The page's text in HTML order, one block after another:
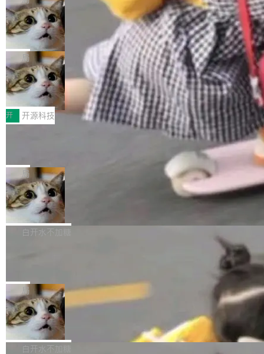
现实 过去两年，CIO们的焦虑清单上多了两项：
一是如何让大模型和智能体应用安全地从PoC走
向生产，二是如何让测试团队跟得上AI应用...
设置，如果用布尔值 + 可空字段来表示——bool
ean 表示是否可切换，nullable 的默认模式、浅
色方案、深色方案——会产生大量无意义的组
合。方案缺了、配置冲突了、全 null 了。要知道
哪些组合有效，作者说，你得靠"文档、校验、或
者部落知识"。 换个写法。Rust 的 enum，两个
变体：Switchable...
个"AI 知识库 + 聊天机器人"——每个大厂都在
做，没什么新鲜的。 但 Kenton Varda 在 Twitte
r 上把事情说清楚了： 今天我们发布了 Cloudfla
re OS，一个带连接器的聊天机器人，跟其他所
有科技公司做的一样。只不过，实际上它不一
样。这是 Sandstorm.io 的重制版，我十年前的
那个创业公司。不同的是，这次它构建在 Cloudf
lare Workers 上——我花了九年时间搭建的平台
——并且深度集成了 AI。这基本上是我十年秘密
Deno 团队开源 Celld，可自托管的分
布式 Durable Objects
Ryan Dahl 领导的 Deno 团队推出了最新开源项
目 Celld，一个能在自己机器上运行 Cloudflare
Workers 和 Durable Objects 的守护进程。 设
计思路很直接：每个对象是一个独立的 SQLite
数据库，按名称寻址，复制到你自己的 S3 兼容
存储库里。节点之间只通过这个存储库协调——
没有控制平面，没有共识协议。每个对象自带一
个小型数据库，应用天然按分片构建，单个数据
库的竞争和爆炸半径问题在设计层面就被消除
了。 闲置的 cell 会休眠到几乎不占资源。当 cel
l 迁移或唤醒时，新宿主从 S3 恢复 SQLite 数据
库继续执行。存储库是持久化的唯一真相...
局
鲁大师7月新机性能/流畅/AI榜：vivo夺
性能、流畅双第一，三星Galaxy Z系列
新折叠缺席
2026年7月的手机市场，由于存储等硬件成本暴
增，手机厂商的日子也不好过啊，新机速度明显
放缓，因此硝烟味淡了许多。新机参数规格除开
高价的三星折叠（三星Galaxy Z Fold8 Ultra / Z
Fold8 / Z Flip8）外，其余要么是中低端机器，
例如iQOO Z11i、REDMI Note 17、REDMI No
te 17 Pro、OPPO K15，要么是vivo X300 E这
样的次旗舰。 Galaxy Z Fold8 Ultra / Z Fold8 /
Z Flip8三款折叠屏新机均在7月22日发布，且全
部搭载骁龙8 Elite Gen5 for Galaxy，它们本该
开 开源科技
Zed 编辑器团队发布了新项目——DeltaDB，一
个在 git commit 之间记录每一次编辑操作的版
本控制系统。目前处于 Early Access 阶段。 De
ltaDB 的核心思路直接写在 landing page 最显
眼的位置：「Software is made between com
mits」——软件是在 commit 之间写出来的。git
是把这段空隙补上。 回退到任何一次编辑：Delt
aDB 捕获 commit 之间的每一次操作，...
局
SpaceXAI 单季资本开支达 183 亿美元
根据风险投资人Tomer Tunguz 博客（VC 分
析）披露的最新分析与第二季度业绩报告，Spac
微软同期总资本开支的四成。 与亚马逊、Alpha
bet、微软以及 Meta 等传统科技巨头相比，Spa
ceXAI的资金消耗速度尤为引人瞩目。然而，支
撑庞大支出的资金来源却呈现出截然不同的面
貌。数据显示，微软和 Meta 主要依托充沛的经
白开水不加糖
一个在终端里运行的编程 agent；Muse Spark
1.2，驱动这个 agent 的新模型。一句话概括：
你可以用 curl -fsSL https://dev.meta.ai/install.
sh | bash 安装一个能在大项目里自动规划、写
代码、验证结果的 AI 终端工具。 据介绍，Muse
局
美团开源 LoHoSearch，用知识图谱校
准 AI 能力认知
机器出题的前提，是让机器拥有全局视野。整个
构建流程可以分为四个环节：建图 → 控制难度
白开水不加糖